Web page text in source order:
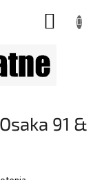
91 &